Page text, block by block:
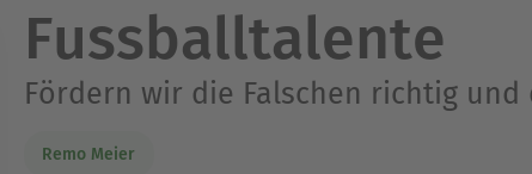
Fussballtalente
Fördern wir die Falschen richtig und
Remo Meier